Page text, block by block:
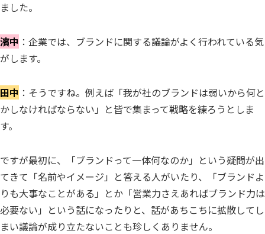
ました。
濱中 ：企業では、ブランドに関する議論がよく行われている気
がします。
田中 ：そうですね。例えば「我が社のブランドは弱いから何と
かしなければならない」と皆で集まって戦略を練ろうとしま
す。
ですが最初に、「ブランドって一体何なのか」という疑問が出
てきて「名前やイメージ」と答える人がいたり、「ブランドよ
りも大事なことがある」とか「営業力さえあればブランド力は
必要ない」という話になったりと、話があちこちに拡散してし
まい議論が成り立たないことも珍しくありません。